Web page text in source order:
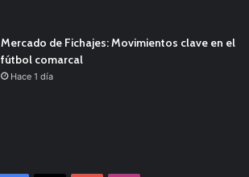
Mercado de Fichajes: Movimientos clave en el
fútbol comarcal
Hace 1 día